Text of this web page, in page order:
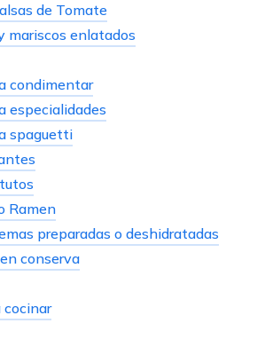
de Tomate
mariscos enlatados
condimentar
especialidades
spaguetti
Ramen
preparadas o deshidratadas
conserva
cocinar